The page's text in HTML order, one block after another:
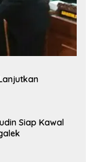
Siap Kawal